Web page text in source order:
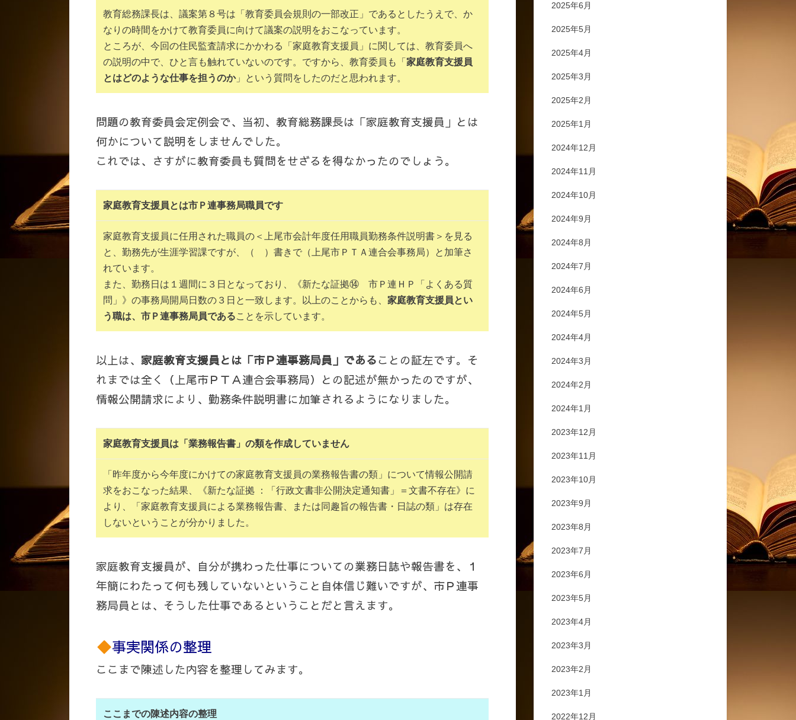
教育総務課長は、議案第８号は「教育委員会規則の一部改正」であるとしたうえで、か
なりの時間をかけて教育委員に向けて議案の説明をおこなっています。
ところが、今回の住民監査請求にかかわる「家庭教育支援員」に関しては、教育委員へ
の説明の中で、ひと言も触れていないのです。ですから、教育委員も「 家庭教育支援員
とはどのような仕事を担うのか」という質問をしたのだと思われます。
問題の教育委員会定例会で、当初、教育総務課長は「家庭教育支援員」とは
何かについて説明をしませんでした。
これでは、さすがに教育委員も質問をせざるを得なかったのでしょう。
家庭教育支援員とは市Ｐ連事務局職員です
家庭教育支援員に任用された職員の＜上尾市会計年度任用職員勤務条件説明書＞を見る
と、勤務先が生涯学習課ですが、（ ）書きで（上尾市ＰＴＡ連合会事務局）と加筆さ
れています。
また、勤務日は１週間に３日となっており、《新たな証拠⑭ 市Ｐ連ＨＰ「よくある質
問」》の事務局開局日数の３日と一致します。以上のことからも、 家庭教育支援員とい
う職は、市Ｐ連事務局員であることを示しています。
以上は、 家庭教育支援員とは「市Ｐ連事務局員」であることの証左です。そ
れまでは全く（上尾市ＰＴＡ連合会事務局）との記述が無かったのですが、
情報公開請求により、勤務条件説明書に加筆されるようになりました。
家庭教育支援員は「業務報告書」の類を作成していません
「昨年度から今年度にかけての家庭教育支援員の業務報告書の類」について情報公開請
求をおこなった結果、《新たな証拠 ：「行政文書非公開決定通知書」＝文書不存在》に
より、「家庭教育支援員による業務報告書、または同趣旨の報告書・日誌の類」は存在
しないということが分かりました。
家庭教育支援員が、自分が携わった仕事についての業務日誌や報告書を、１
年簡にわたって何も残していないということ自体信じ難いですが、市Ｐ連事
務局員とは、そうした仕事であるということだと言えます。
事実関係の整理
ここまで陳述した内容を整理してみます。
ここまでの陳述内容の整理
2025年6月
2025年5月
2025年4月
2025年3月
2025年2月
2025年1月
2024年12月
2024年11月
2024年10月
2024年9月
2024年8月
2024年7月
2024年6月
2024年5月
2024年4月
2024年3月
2024年2月
2024年1月
2023年12月
2023年11月
2023年10月
2023年9月
2023年8月
2023年7月
2023年6月
2023年5月
2023年4月
2023年3月
2023年2月
2023年1月
2022年12月